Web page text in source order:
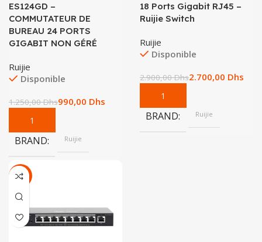
ES124GD –
COMMUTATEUR DE
BUREAU 24 PORTS
GIGABIT NON GÉRÉ
Ruijie
Disponible
1.250,00Dhs990,00 Dhs
BRAND Ruijie
18 Ports Gigabit RJ45 –
Ruijie Switch
Ruijie
Disponible
2.900,00Dhs2.700,00 Dhs
BRAND Ruijie
-15%